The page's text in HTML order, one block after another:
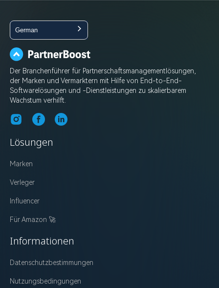
Der Branchenführer für Partnerschaftsmanagementlösungen,
der Marken und Vermarktern mit Hilfe von End-to-End-
Softwarelösungen und -Dienstleistungen zu skalierbarem
Wachstum verhilft.
Lösungen
Marken
Verleger
Influencer
Für Amazon 🚀
Informationen
Datenschutzbestimmungen
Nutzungsbedingungen
German